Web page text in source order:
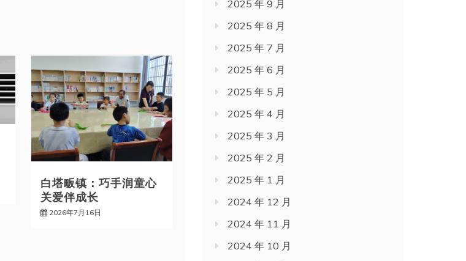
白塔畈镇：巧手润童心
关爱伴成长
2026年7月16日
2025 年 9 月
2025 年 8 月
2025 年 7 月
2025 年 6 月
2025 年 5 月
2025 年 4 月
2025 年 3 月
2025 年 2 月
2025 年 1 月
2024 年 12 月
2024 年 11 月
2024 年 10 月